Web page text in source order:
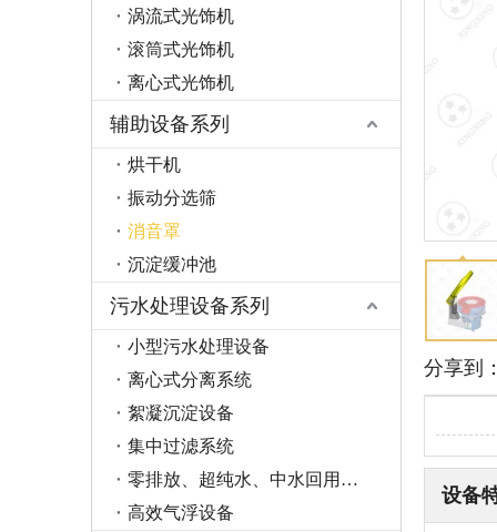
涡流式光饰机
滚筒式光饰机
离心式光饰机
辅助设备系列
烘干机
振动分选筛
消音罩
沉淀缓冲池
污水处理设备系列
小型污水处理设备
离心式分离系统
絮凝沉淀设备
集中过滤系统
零排放、超纯水、中水回用系统
高效气浮设备
分享到
设备